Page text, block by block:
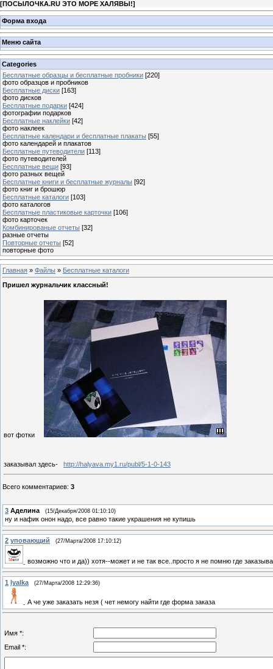
[ПОСЫЛОЧКА.RU ЭТО МОРЕ ХАЛЯВЫ!]
Форма входа
Меню сайта
Categories
Бесплатные образцы и бесплатные пробники [220]
фото образцов и пробников
Бесплатные диски [163]
фото дисков
Бесплатные подарки [424]
фотографии подарков
Бесплатные наклейки [42]
фото наклеек
Бесплатные календари и бесплатные плакаты [55]
фото календарей и плакатов
Бесплатные путеводители [113]
фото путеводителей
Бесплатные вещи [93]
фото разных вещей
Бесплатные книги и бесплатные журналы [92]
фото книг и брошюр
Бесплатные каталоги [103]
фото каталогов
Бесплатные пластиковые карточки [106]
фото карточек
Комбинированые отчеты [32]
разные отчеты
Повторные отчеты [52]
повторные фото
Главная » Файлы » Бесплатные каталоги
Пришел журнальчик классный!
вот фотки
заказывал здесь- http://halyava.my1.ru/publ/5-1-0-143
Всего комментариев: 3
3 Аделина (15/Декабря/2008 01:10:10)
ну и нафик онон надо, все равно такие украшения не купишь
2 уповающий (27/Марта/2008 17:10:12)
возможно что и да)) хотя--может и не так все..просто я не помню где
1 lyalka (27/Марта/2008 12:29:36)
А че уже заказать незя ( чет немогу найти где форма заказа
Имя *:
Email *: